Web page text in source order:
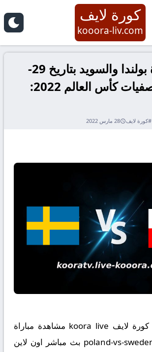
كورة لايف
kooora-liv.com
نتيجة مباراة بولندا والسويد بتاريخ 29-
03-2022 تصفيات كأس العالم 2022:
#كورة لايف 28 مارس 2022
يقدم لكم موقع كورة لايف koora live مشاهدة مباراة
بولندا والسويد poland-vs-sweden بث مباشر اون لاين